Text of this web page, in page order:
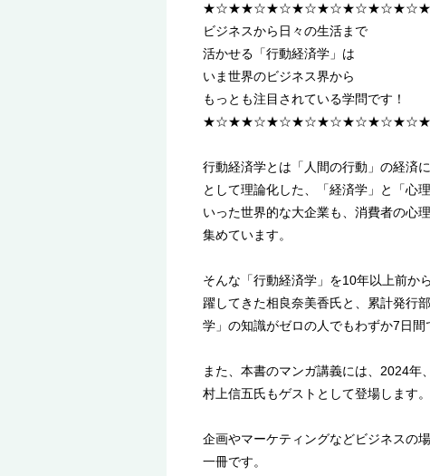
ビジネスから日々の生活まで
活かせる「行動経済学」は
いま世界のビジネス界から
もっとも注目されている学問です！
行動経済学とは「人間の行動」の経済
として理論化した、「経済学」と「心
いった世界的な大企業も、消費者の心
集めています。
そんな「行動経済学」を10年以上前か
躍してきた相良奈美香氏と、累計発行
学」の知識がゼロの人でもわずか7日
また、本書のマンガ講義には、2024
村上信五氏もゲストとして登場します。
企画やマーケティングなどビジネスの
一冊です。